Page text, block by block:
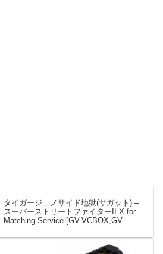
タイガージェノサイド地獄(サガット) –
スーパーストリートファイターII X for
Matching Service [GV-VCBOX,GV-